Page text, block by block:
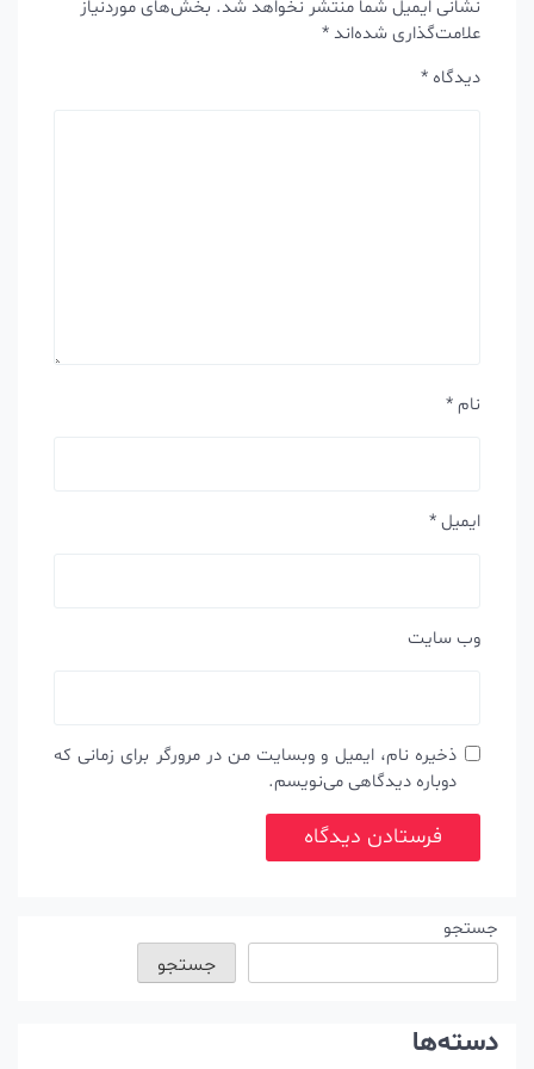
نشانی ایمیل شما منتشر نخواهد شد.بخش‌های موردنیاز
علامت‌گذاری شده‌اند*
دیدگاه*
ایمیل*
وب‌ سایت
ذخیره نام، ایمیل و وبسایت من در مرورگر برای زمانی که
دوباره دیدگاهی می‌نویسم.
جستجو
جستجو
دسته‌ها